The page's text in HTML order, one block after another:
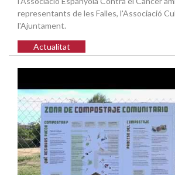
representants de les Falles, l'Associació
l'Ajuntament.
Actualitat